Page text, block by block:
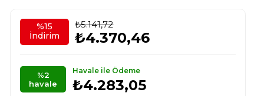
%15
İndirim
₺5.141,72
₺4.370,46
Havale ile Ödeme
₺4.283,05
%2
havale